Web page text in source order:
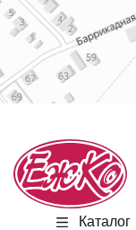
Каталог